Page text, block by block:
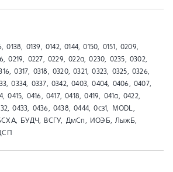
0138, 0139, 0142, 0144, 0150, 0151, 0209,
0219, 0227, 0229, 022а, 0230, 0235, 0302,
0317, 0318, 0320, 0321, 0323, 0325, 0326,
0334, 0337, 0342, 0403, 0404, 0406, 0407,
0415, 0416, 0417, 0418, 0419, 041a, 0422,
0433, 0436, 0438, 0444, 0сз1, MODL,
БУДЧ, ВСГУ, ДмСп, ИОЭБ, ЛыжБ,